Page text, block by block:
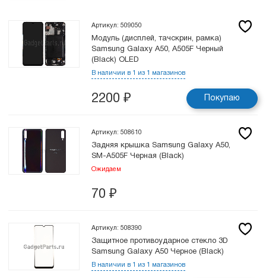
Артикул: 509050
Модуль (дисплей, тачскрин, рамка)
Samsung Galaxy A50, A505F Черный
(Black) OLED
В наличии в 1 из 1 магазинов
2200 ₽ Покупаю
Артикул: 508610
Задняя крышка Samsung Galaxy A50,
SM-A505F Черная (Black)
Ожидаем
70 ₽
Артикул: 508390
Защитное противоударное стекло 3D
Samsung Galaxy A50 Черное (Black)
В наличии в 1 из 1 магазинов